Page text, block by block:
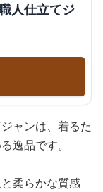
人仕立てジ
ャンは、着るた
逸品です。
柔らかな質感